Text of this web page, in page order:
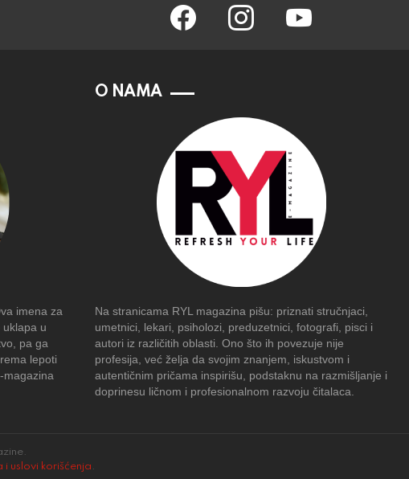
facebook instagram youtube
imena za
u
pa ga
lepoti
magazina
O NAMA
Na stranicama RYL magazina pišu: priznati stručnjaci,
umetnici, lekari, psiholozi, preduzetnici, fotografi, pisci i
autori iz različitih oblasti. Ono što ih povezuje nije
profesija, već želja da svojim znanjem, iskustvom i
autentičnim pričama inspirišu, podstaknu na razmišljanje i
doprinesu ličnom i profesionalnom razvoju čitalaca.
i uslovi korišćenja .